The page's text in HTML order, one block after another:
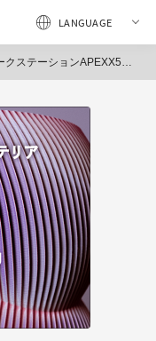
拡張性により映像編集や計算性能を高める、プロフェッショナルワークステーションを発売～（トーワ電機）